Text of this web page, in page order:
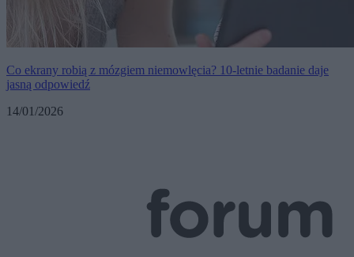
Co ekrany robią z mózgiem niemowlęcia? 10-letnie badanie daje
jasną odpowiedź
14/01/2026